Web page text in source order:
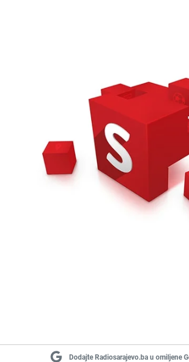
Dodajte Radiosarajevo.ba u omiljene